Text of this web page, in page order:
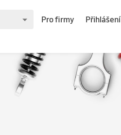
Pro firmy Přihlášení